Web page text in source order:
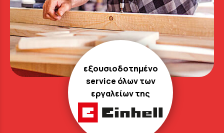
εξουσιοδοτημένο
service όλων των
εργαλείων της